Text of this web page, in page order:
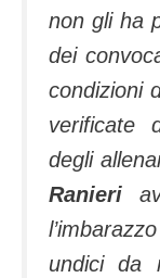
non gli ha
dei
condizioni
verificate
degli
Ranieri
undici da